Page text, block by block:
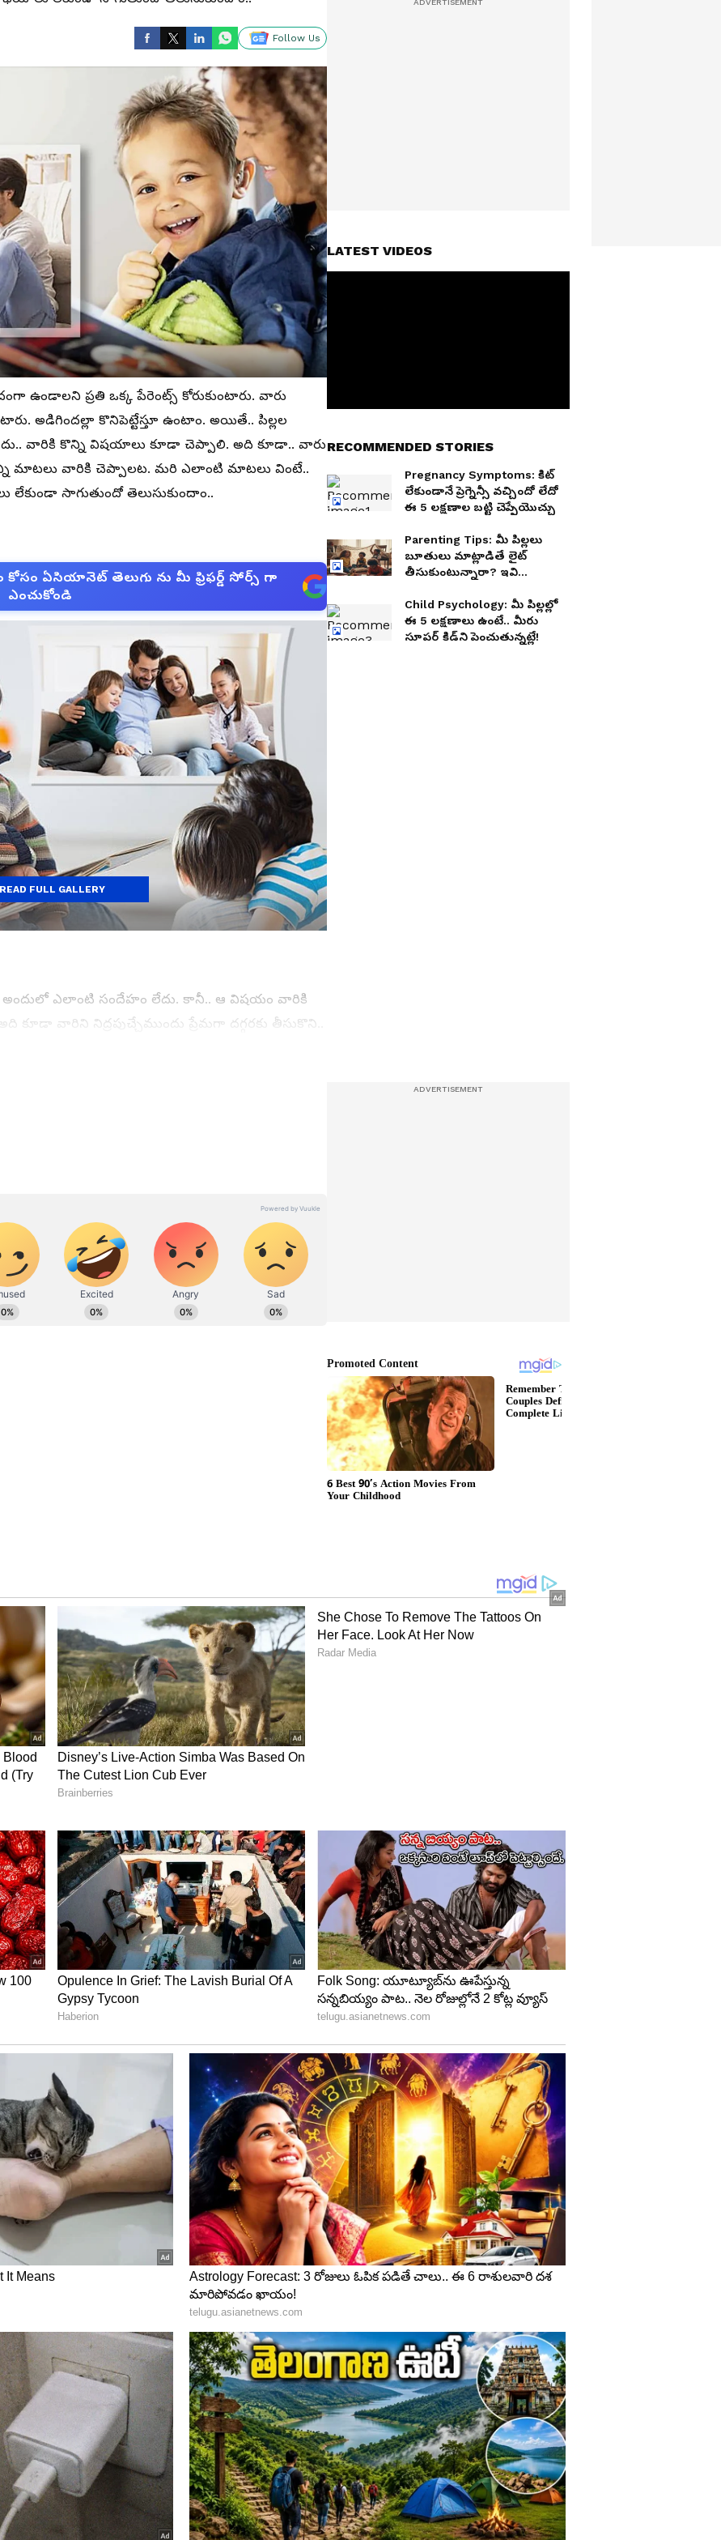
Follow Us
ఉండాలని ప్రతి ఒక్క పేరెంట్స్ కోరుకుంటారు. వారు
అడిగిందల్లా కొనిపెట్టేస్తూ ఉంటాం. అయితే.. పిల్లల
వారికి కొన్ని విషయాలు కూడా చెప్పాలి. అది కూడా.. వారు
మాటలు వారికి చెప్పాలట. మరి ఎలాంటి మాటలు వింటే..
సాగుతుందో తెలుసుకుందాం..
ఏసియానెట్ తెలుగు ను మీ ఫ్రిఫర్డ్ సోర్స్ గా
ఎంచుకోండి
అందులో ఎలాంటి సందేహం లేదు. కానీ.. ఆ విషయం వారికి
వారిని నిద్రపుచ్చేముందు ప్రేమగా దగ్గరకు తీసుకొని..
ఏదో ఒకటి మీరు చెప్పిన పని చేయడం, ఏదైనా మంచి పని
చేసి.. నువ్వు ఆ పని చేసినందుకు నేను చాలా
వల్ల.. పిల్లలకు సంతోషం కలిగది.. అలాంటి మంచి
వారికంటూ కొన్ని డ్రీమ్స్ ఉంటాయి. అవి జరుగుతాయో లేదో
వారికి మీరు ధైర్యం ఇవ్వాలి. మీరు కోరుకున్నవన్నీ
బాగా సహాయపడుతుంది.
FULL GALLERY
LATEST VIDEOS
RECOMMENDED STORIES
Pregnancy Symptoms: కిట్
లేకుండానే ప్రెగ్నెన్సీ వచ్చిందో లేదో
ఈ 5 లక్షణాల బట్టి చెప్పేయొచ్చు
Parenting Tips: మీ పిల్లలు
బూతులు మాట్లాడితే లైట్
తీసుకుంటున్నారా? ఇవి
Child Psychology: మీ పిల్లల్లో
ఈ 5 లక్షణాలు ఉంటే.. మీరు
సూపర్ కిడ్‍ని పెంచుతున్నట్లే!